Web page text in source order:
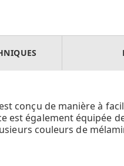
conçu de manière à
est également équipée
couleurs de